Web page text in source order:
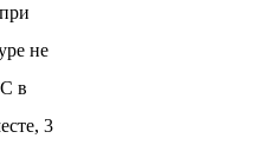
не
в
3